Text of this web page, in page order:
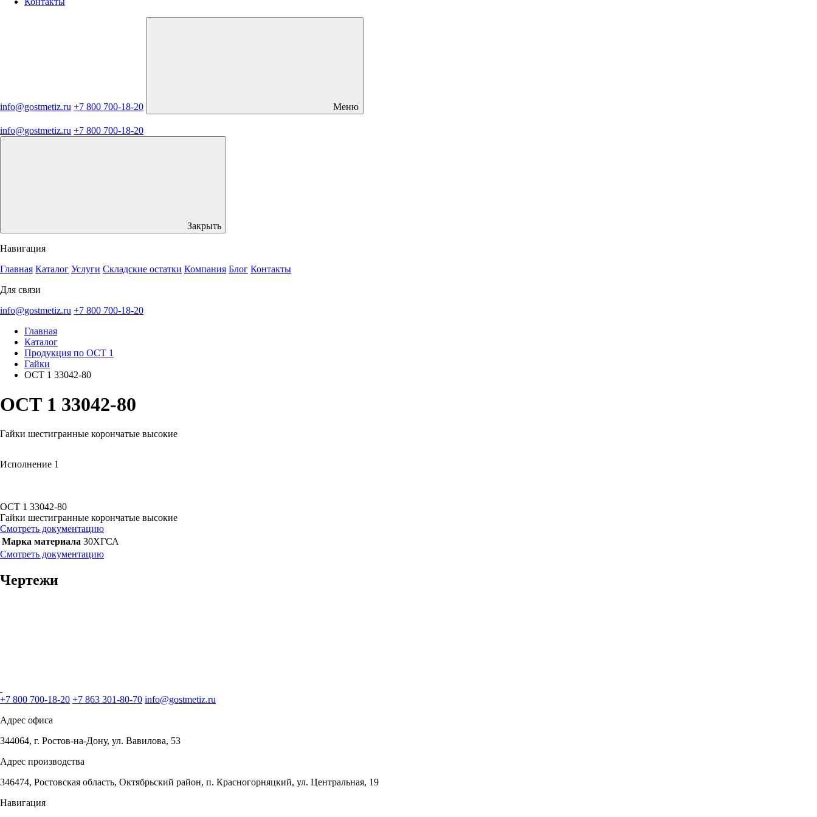
info@gostmetiz.ru +7 800 700-18-20 Меню
info@gostmetiz.ru +7 800 700-18-20
Закрыть
Навигация
Главная Каталог Услуги Складские остатки Компания Блог Контакты
Для связи
info@gostmetiz.ru +7 800 700-18-20
Главная
Каталог
Продукция по ОСТ 1
Гайки
ОСТ 1 33042-80
ОСТ 1 33042-80
Гайки шестигранные корончатые высокие
Исполнение 1
ОСТ 1 33042-80
Гайки шестигранные корончатые высокие
Смотреть документацию
Марка материала 30ХГСА
Смотреть документацию
Чертежи
+7 800 700-18-20 +7 863 301-80-70 info@gostmetiz.ru
Адрес офиса
344064, г. Ростов-на-Дону, ул. Вавилова, 53
Адрес производства
346474, Ростовская область, Октябрьский район, п. Красногорняцкий, ул. Центральная, 19
Навигация